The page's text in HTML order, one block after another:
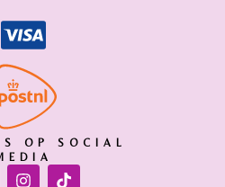
OP SOCIAL